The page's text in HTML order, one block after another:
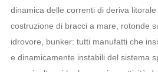
dinamica delle correnti di deriva
costruzione di bracci a mare, rotonde
idrovore, bunker: tutti manufatti che
e dinamicamente instabili del sistema